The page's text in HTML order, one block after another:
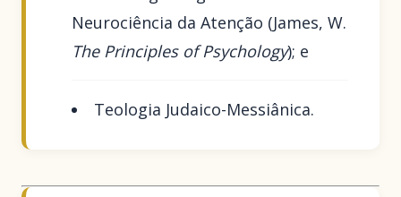
Neurociência da Atenção (James, W.
The Principles of Psychology); e
Teologia Judaico-Messiânica.